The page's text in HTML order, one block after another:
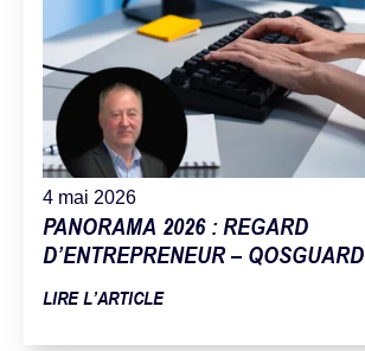
4 mai 2026
PANORAMA 2026 : REGARD
D’ENTREPRENEUR – QOSGUARD
LIRE L’ARTICLE